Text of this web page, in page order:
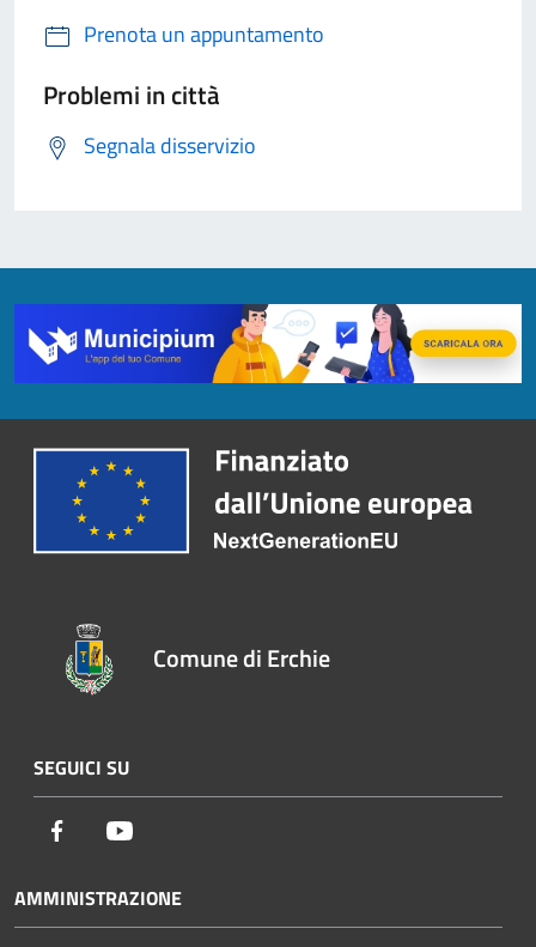
Prenota un appuntamento
Problemi in città
Segnala disservizio
Comune di Erchie
SEGUICI SU
Facebook
AMMINISTRAZIONE